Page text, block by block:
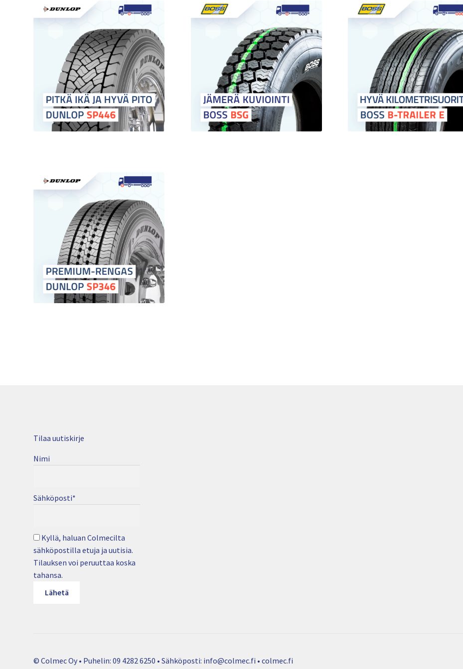
Tilaa uutiskirje
Nimi
Sähköposti*
Kyllä, haluan Colmecilta
sähköpostilla etuja ja uutisia.
Tilauksen voi peruuttaa koska
tahansa.
© Colmec Oy • Puhelin: 09 4282 6250 • Sähköposti: info@colmec.fi • colmec.fi